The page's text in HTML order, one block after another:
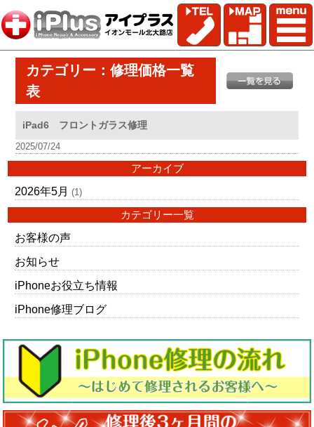
カテゴリー：修理価格一覧
表
iPad6 フロントガラス修理
2025/07/24
アーカイブ
2026年5月 (1)
カテゴリー一覧
お客様の声
お知らせ
iPhoneお役立ち情報
iPhone修理ブログ